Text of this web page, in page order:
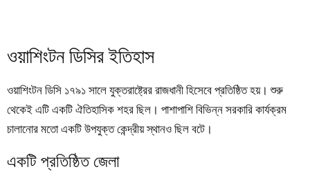
ওয়াশিংটন ডিসির ইতিহাস
ওয়াশিংটন ডিসি ১৭৯১ সালে যুক্তরাষ্ট্রের রাজধানী হিসেবে প্রতিষ্ঠিত হয়। শুরু
থেকেই এটি একটি ঐতিহাসিক শহর ছিল। পাশাপাশি বিভিন্ন সরকারি কার্যক্রম
চালানোর মতো একটি উপযুক্ত কেন্দ্রীয় স্থানও ছিল বটে।
একটি প্রতিষ্ঠিত জেলা